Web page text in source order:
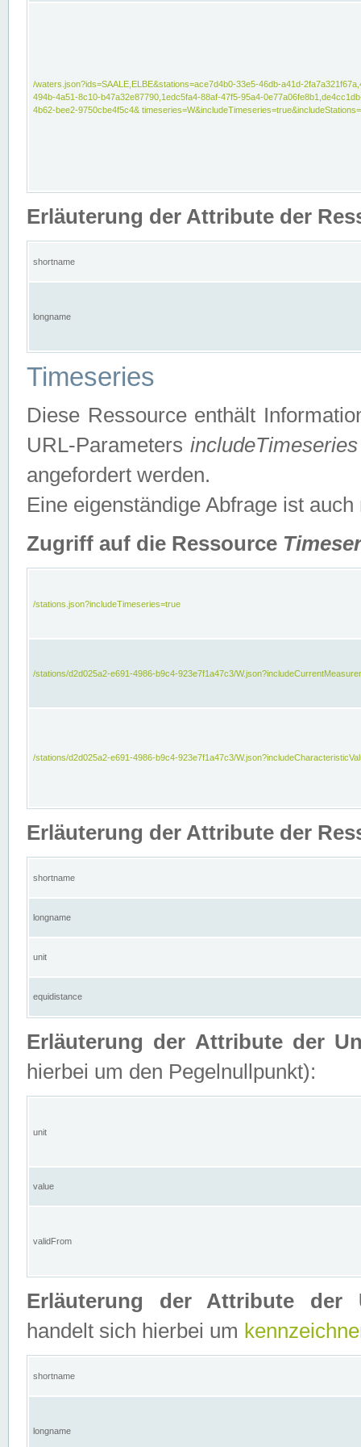
/waters.json?ids=SAALE,ELBE&stations=ace7d4b0-33e5-46db-a41d-
494b-4a51-8c10-b47a32e87790,1edc5fa4-88af-47f5-95a4-
4b62-bee2-9750cbe4f5c4&
Erläuterung der Attribute der
shortname
longname
Timeseries
Diese Ressource enthält
URL-ParametersincludeTimeseries
angefordert werden.
Eine eigenständige Abfrage ist auch
Zugriff auf die Ressource
/stations.json?includeTimeseries=true
/stations/d2d025a2-e691-4986-b9c4-923e7f1a47c3/
/stations/d2d025a2-e691-4986-b9c4-923e7f1a47c3/
Erläuterung der Attribute der
shortname
longname
unit
equidistance
Erläuterung der Attribute der
hierbei um den Pegelnullpunkt):
unit
value
validFrom
Erläuterung der Attribute der
handelt sich hierbei um
shortname
longname